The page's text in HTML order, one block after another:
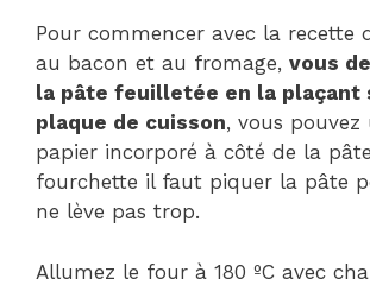
Pour commencer avec la recette
au bacon et au fromage, vous
la pâte feuilletée en la plaçant
plaque de cuisson, vous pouvez
papier incorporé à côté de la
fourchette il faut piquer la pâte
ne lève pas trop.
Allumez le four à 180 ºC avec